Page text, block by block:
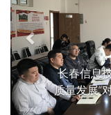
长春信息
质量发展“
i
o
u
s